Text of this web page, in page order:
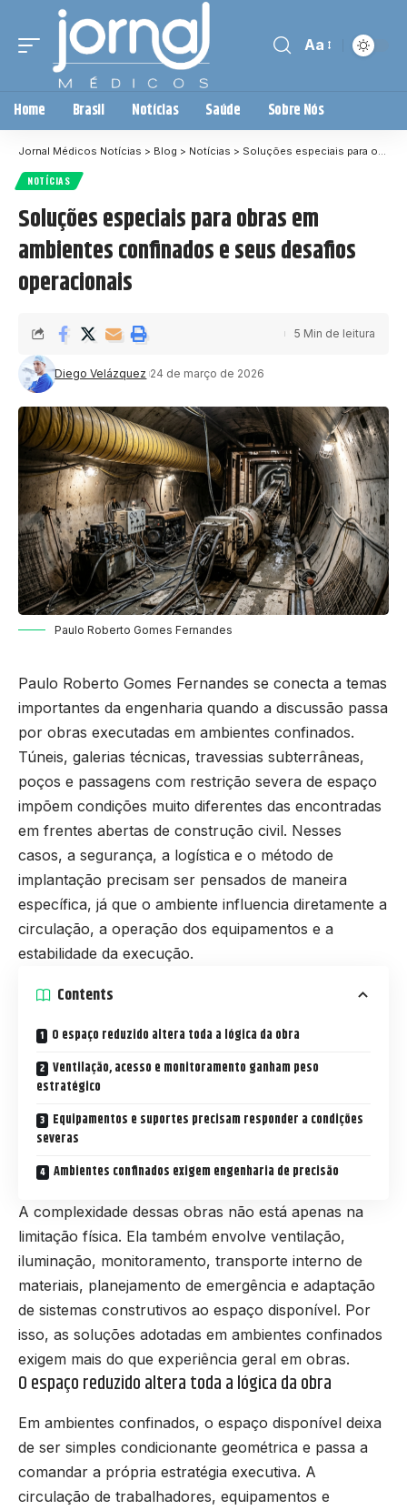
Aa
Home Brasil Notícias Saúde Sobre Nós
Jornal Médicos Notícias > Blog > Notícias > Soluções especiais para obras em ambientes confinados e seus desafios operacionais
NOTÍCIAS
Soluções especiais para obras em
ambientes confinados e seus desafios
operacionais
Diego Velázquez 24 de março de 2026
5 Min de leitura
Paulo Roberto Gomes Fernandes
Paulo Roberto Gomes Fernandes se conecta a temas
importantes da engenharia quando a discussão passa
por obras executadas em ambientes confinados.
Túneis, galerias técnicas, travessias subterrâneas,
poços e passagens com restrição severa de espaço
impõem condições muito diferentes das encontradas
em frentes abertas de construção civil. Nesses
casos, a segurança, a logística e o método de
implantação precisam ser pensados de maneira
específica, já que o ambiente influencia diretamente a
circulação, a operação dos equipamentos e a
estabilidade da execução.
Contents
O espaço reduzido altera toda a lógica da obra
Ventilação, acesso e monitoramento ganham peso
estratégico
Equipamentos e suportes precisam responder a condições
severas
Ambientes confinados exigem engenharia de precisão
A complexidade dessas obras não está apenas na
limitação física. Ela também envolve ventilação,
iluminação, monitoramento, transporte interno de
materiais, planejamento de emergência e adaptação
de sistemas construtivos ao espaço disponível. Por
isso, as soluções adotadas em ambientes confinados
exigem mais do que experiência geral em obras.
O espaço reduzido altera toda a lógica da obra
Em ambientes confinados, o espaço disponível deixa
de ser simples condicionante geométrica e passa a
comandar a própria estratégia executiva. A
circulação de trabalhadores, equipamentos e